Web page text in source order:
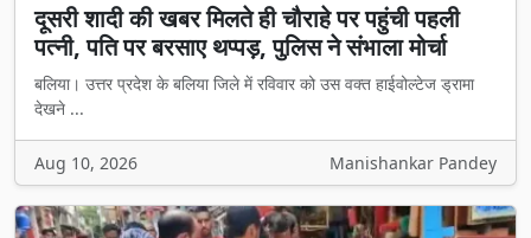
दूसरी शादी की खबर मिलते ही चौराहे पर पहुंची पहली
पत्नी, पति पर बरसाए थप्पड़, पुलिस ने संभाला मोर्चा
बलिया। उत्तर प्रदेश के बलिया जिले में रविवार को उस वक्त हाईवोल्टेज ड्रामा
देखने ...
Aug 10, 2026 Manishankar Pandey